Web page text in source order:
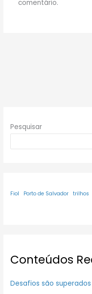
comentário.
Pesquisar
Fiol Porto de Salvador trilhos
Conteúdos
Desafios são